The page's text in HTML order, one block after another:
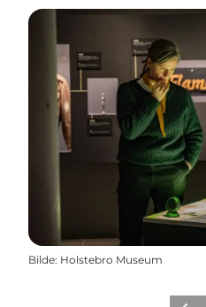
Bilde: Holstebro Museum